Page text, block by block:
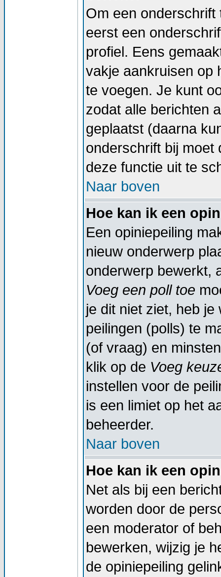
Om een
eerst een
profiel. Eens
vakje aankruisen op
te voegen. Je kunt
zodat alle berichten
geplaatst (daarna
onderschrift bij moet
deze functie uit te
Naar boven
Hoe kan ik een
Een opiniepeiling
nieuw onderwerp
onderwerp bewerkt,
Voeg een poll toe
je dit niet ziet, heb
peilingen (polls) te
(of vraag) en
klik op de Voeg
instellen voor de
is een limiet op het
beheerder.
Naar boven
Hoe kan ik een
Net als bij een
worden door de
een moderator of
bewerken, wijzig je
de opiniepeiling